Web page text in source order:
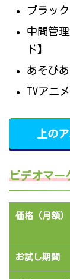
ブラッ
中間管
ド】
あそび
TVアニ
上の
ビデオマー
価格（月額）
お試し期間